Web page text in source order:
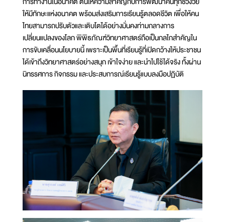
ให้มีทักษะแห่งอนาคต พร้อมส่งเสริมการเรียนรู้ตลอดชีวิต เพื่อให้คน
ไทยสามารถปรับตัวและเติบโตได้อย่างมั่นคงท่ามกลางการ
เปลี่ยนแปลงของโลก พิพิธภัณฑ์วิทยาศาสตร์ถือเป็นกลไกสำคัญใน
การขับเคลื่อนนโยบายนี้ เพราะเป็นพื้นที่เรียนรู้ที่เปิดกว้างให้ประชาชน
ได้เข้าถึงวิทยาศาสตร์อย่างสนุก เข้าใจง่าย และนำไปใช้ได้จริง ทั้งผ่าน
นิทรรศการ กิจกรรม และประสบการณ์เรียนรู้แบบลงมือปฏิบัติ